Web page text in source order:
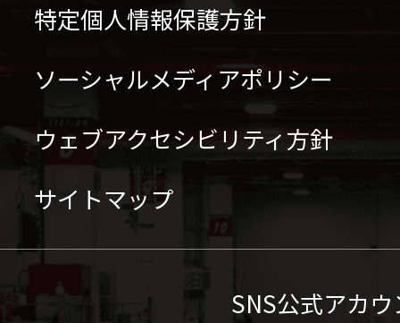
特定個人情報保護方針
ソーシャルメディアポリシー
ウェブアクセシビリティ方針
サイトマップ
SNS公式アカ